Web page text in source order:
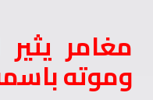
مغامر
وموته